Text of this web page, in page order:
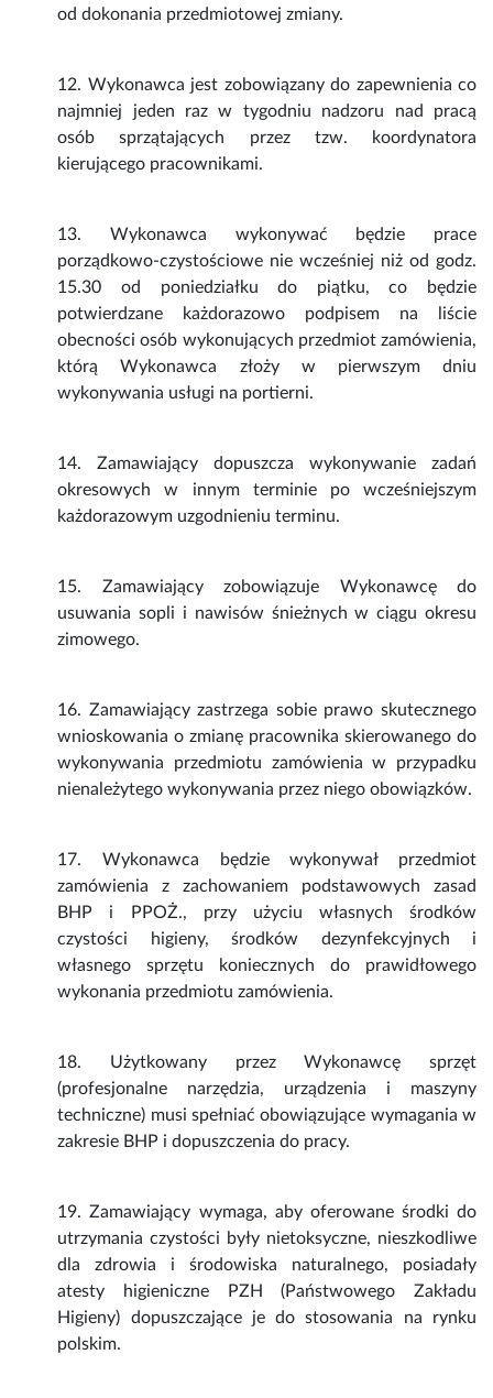
od dokonania przedmiotowej zmiany.
12. Wykonawca jest zobowiązany do zapewnienia co
najmniej jeden raz w tygodniu nadzoru nad pracą
osób sprzątających przez tzw. koordynatora
kierującego pracownikami.
13. Wykonawca wykonywać będzie prace
porządkowo-czystościowe nie wcześniej niż od godz.
15.30 od poniedziałku do piątku, co będzie
potwierdzane każdorazowo podpisem na liście
obecności osób wykonujących przedmiot zamówienia,
którą Wykonawca złoży w pierwszym dniu
wykonywania usługi na portierni.
14. Zamawiający dopuszcza wykonywanie zadań
okresowych w innym terminie po wcześniejszym
każdorazowym uzgodnieniu terminu.
15. Zamawiający zobowiązuje Wykonawcę do
usuwania sopli i nawisów śnieżnych w ciągu okresu
zimowego.
16. Zamawiający zastrzega sobie prawo skutecznego
wnioskowania o zmianę pracownika skierowanego do
wykonywania przedmiotu zamówienia w przypadku
nienależytego wykonywania przez niego obowiązków.
17. Wykonawca będzie wykonywał przedmiot
zamówienia z zachowaniem podstawowych zasad
BHP i PPOŻ., przy użyciu własnych środków
czystości higieny, środków dezynfekcyjnych i
własnego sprzętu koniecznych do prawidłowego
wykonania przedmiotu zamówienia.
18. Użytkowany przez Wykonawcę sprzęt
(profesjonalne narzędzia, urządzenia i maszyny
techniczne) musi spełniać obowiązujące wymagania w
zakresie BHP i dopuszczenia do pracy.
19. Zamawiający wymaga, aby oferowane środki do
utrzymania czystości były nietoksyczne, nieszkodliwe
dla zdrowia i środowiska naturalnego, posiadały
atesty higieniczne PZH (Państwowego Zakładu
Higieny) dopuszczające je do stosowania na rynku
polskim.